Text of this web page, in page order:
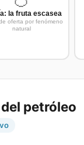
la fruta escasea
oferta por fenómeno
natural
petróleo